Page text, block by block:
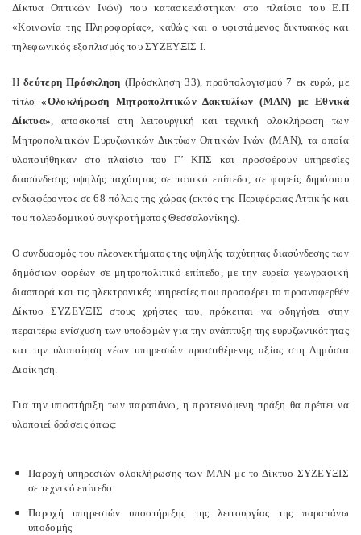
Δίκτυα Οπτικών Ινών) που κατασκευάστηκαν στο πλαίσιο του Ε.Π
«Κοινωνία της Πληροφορίας», καθώς και ο υφιστάμενος δικτυακός και
τηλεφωνικός εξοπλισμός του ΣΥΖΕΥΞΙΣ Ι.
Ηδεύτερη Πρόσκληση (Πρόσκληση 33), προϋπολογισμού 7 εκ ευρώ, με
τίτλο«Ολοκλήρωση Μητροπολιτικών Δακτυλίων (ΜΑΝ) με Εθνικά
Δίκτυα» , αποσκοπεί στη λειτουργική και τεχνική ολοκλήρωση των
Μητροπολιτικών Ευρυζωνικών Δικτύων Οπτικών Ινών (ΜΑΝ), τα οποία
υλοποιήθηκαν στο πλαίσιο του Γ’ ΚΠΣ και προσφέρουν υπηρεσίες
διασύνδεσης υψηλής ταχύτητας σε τοπικό επίπεδο, σε φορείς δημόσιου
ενδιαφέροντος σε 68 πόλεις της χώρας (εκτός της Περιφέρειας Αττικής και
του πολεοδομικού συγκροτήματος Θεσσαλονίκης).
Ο συνδυασμός του πλεονεκτήματος της υψηλής ταχύτητας διασύνδεσης των
δημόσιων φορέων σε μητροπολιτικό επίπεδο, με την ευρεία γεωγραφική
διασπορά και τις ηλεκτρονικές υπηρεσίες που προσφέρει το προαναφερθέν
Δίκτυο ΣΥΖΕΥΞΙΣ στους χρήστες του, πρόκειται να οδηγήσει στην
περαιτέρω ενίσχυση των υποδομών για την ανάπτυξη της ευρυζωνικότητας
και την υλοποίηση νέων υπηρεσιών προστιθέμενης αξίας στη Δημόσια
Διοίκηση.
Για την υποστήριξη των παραπάνω, η προτεινόμενη πράξη θα πρέπει να
υλοποιεί δράσεις όπως:
Παροχή υπηρεσιών ολοκλήρωσης των ΜΑΝ με το Δίκτυο ΣΥΖΕΥΞΙΣ
σε τεχνικό επίπεδο
Παροχή υπηρεσιών υποστήριξης της λειτουργίας της παραπάνω
υποδομής